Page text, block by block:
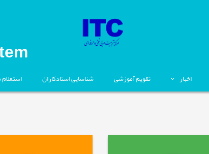
اخبار تقویم آموزشی شناسایی استادکاران